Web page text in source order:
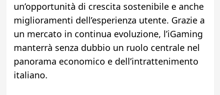
un’opportunità di crescita sostenibile e anche
miglioramenti dell’esperienza utente. Grazie a
un mercato in continua evoluzione, l’iGaming
manterrà senza dubbio un ruolo centrale nel
panorama economico e dell’intrattenimento
italiano.